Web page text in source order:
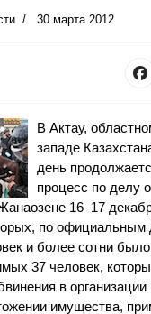
30 марта 2012
В Актау,
западе
день
процесс по делу
16–17
по
и более сотни
37 человек,
в организации
имущества,